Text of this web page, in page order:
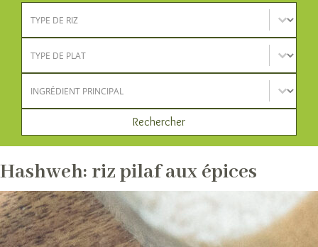
Ingrédient principal
Rechercher
Hashweh: riz pilaf aux épices